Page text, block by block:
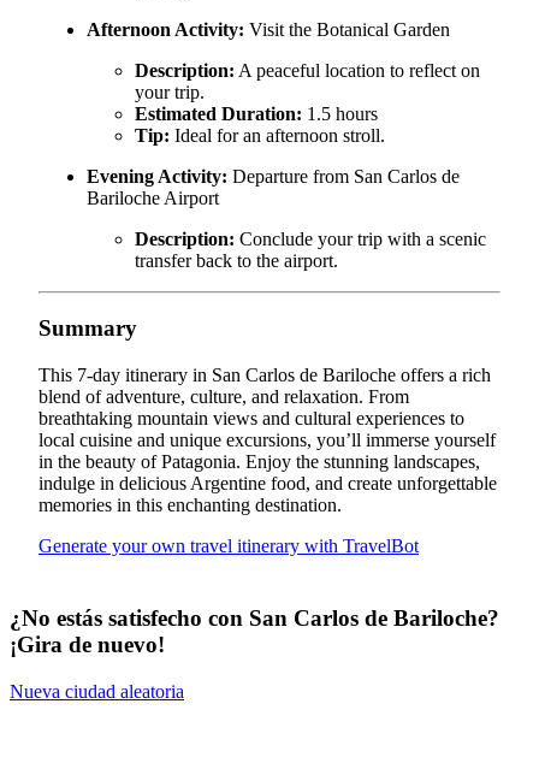
Afternoon Activity: Visit the Botanical Garden
Description: A peaceful location to reflect on
your trip.
Estimated Duration: 1.5 hours
Tip: Ideal for an afternoon stroll.
Evening Activity: Departure from San Carlos de
Bariloche Airport
Description: Conclude your trip with a scenic
transfer back to the airport.
Summary
This 7-day itinerary in San Carlos de Bariloche offers a rich
blend of adventure, culture, and relaxation. From
breathtaking mountain views and cultural experiences to
local cuisine and unique excursions, you’ll immerse yourself
in the beauty of Patagonia. Enjoy the stunning landscapes,
indulge in delicious Argentine food, and create unforgettable
memories in this enchanting destination.
Generate your own travel itinerary with TravelBot
¿No estás satisfecho con San Carlos de Bariloche?
¡Gira de nuevo!
Nueva ciudad aleatoria